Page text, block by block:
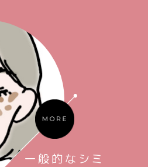
一般的なシミ